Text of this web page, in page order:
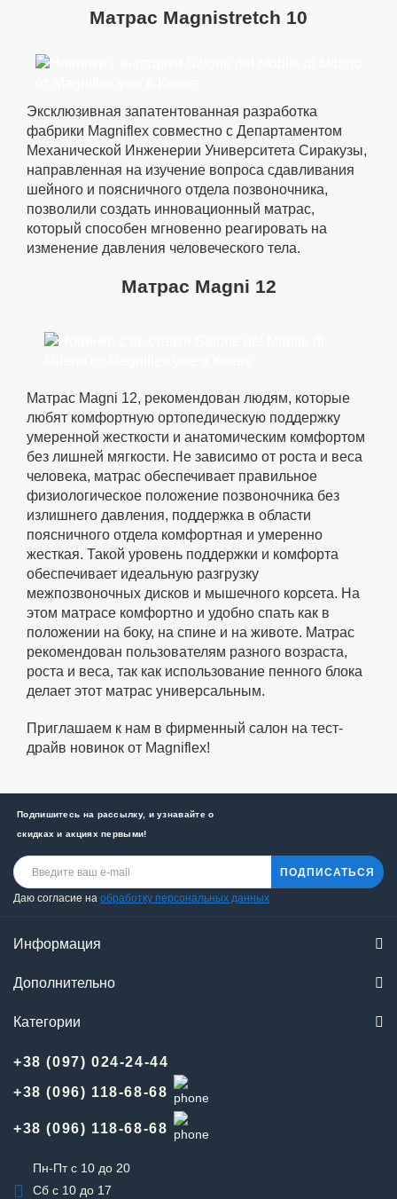
Матрас Magnistretch 10
Эксклюзивная запатентованная разработка
фабрики Magniflex совместно с Департаментом
Механической Инженерии Университета Сиракузы,
направленная на изучение вопроса сдавливания
шейного и поясничного отдела позвоночника,
позволили создать инновационный матрас,
который способен мгновенно реагировать на
изменение давления человеческого тела.
Матрас Magni 12
Матрас Magni 12, рекомендован людям, которые
любят комфортную ортопедическую поддержку
умеренной жесткости и анатомическим комфортом
без лишней мягкости. Не зависимо от роста и веса
человека, матрас обеспечивает правильное
физиологическое положение позвоночника без
излишнего давления, поддержка в области
поясничного отдела комфортная и умеренно
жесткая. Такой уровень поддержки и комфорта
обеспечивает идеальную разгрузку
межпозвоночных дисков и мышечного корсета. На
этом матрасе комфортно и удобно спать как в
положении на боку, на спине и на животе. Матрас
рекомендован пользователям разного возраста,
роста и веса, так как использование пенного блока
делает этот матрас универсальным.
Приглашаем к нам в фирменный салон на тест-
драйв новинок от Magniflex!
Подпишитесь на рассылку, и узнавайте о
скидках и акциях первыми!
ПОДПИСАТЬСЯ
Даю согласие на обработку персональных данных
Информация
Дополнительно
Категории
+38 (097) 024-24-44
+38 (096) 118-68-68
+38 (096) 118-68-68
Пн-Пт с 10 до 20
Сб с 10 до 17